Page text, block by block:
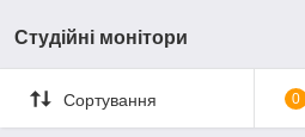
Студійні монітори
Сортування 0